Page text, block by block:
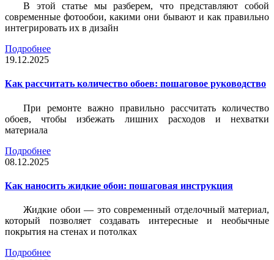
В этой статье мы разберем, что представляют собой
современные фотообои, какими они бывают и как правильно
интегрировать их в дизайн
Подробнее
19.12.2025
Как рассчитать количество обоев: пошаговое руководство
При ремонте важно правильно рассчитать количество
обоев, чтобы избежать лишних расходов и нехватки
материала
Подробнее
08.12.2025
Как наносить жидкие обои: пошаговая инструкция
Жидкие обои — это современный отделочный материал,
который позволяет создавать интересные и необычные
покрытия на стенах и потолках
Подробнее